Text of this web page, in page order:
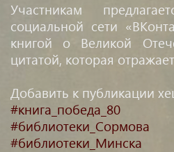
Участникам
социальной сети
книгой о Великой
цитатой, которая
Добавить к публикации
#книга_победа_80
#библиотеки_Сормова
#библиотеки_Минска